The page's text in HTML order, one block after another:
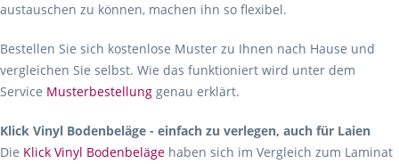
austauschen zu können, machen ihn so flexibel.
Bestellen Sie sich kostenlose Muster zu Ihnen nach Hause und
vergleichen Sie selbst. Wie das funktioniert wird unter dem
Service Musterbestellung genau erklärt.
Klick Vinyl Bodenbeläge - einfach zu verlegen, auch für Laien
Die Klick Vinyl Bodenbeläge haben sich im Vergleich zum Laminat